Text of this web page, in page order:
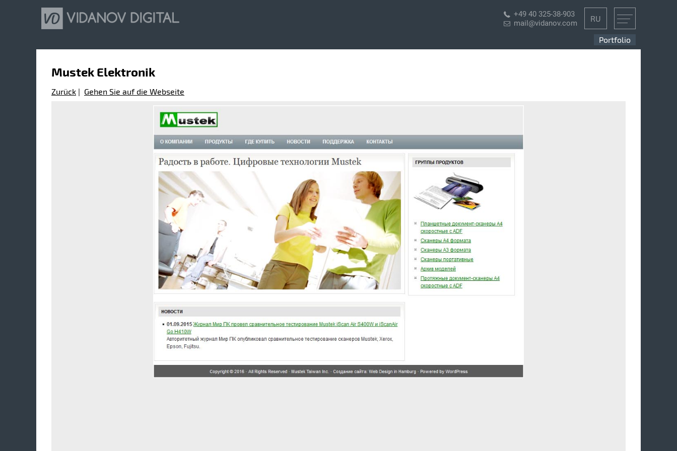
+49 40 325-38-903
mail@vidanov.com
RU
Portfolio
Mustek Elektronik
Zurück | Gehen Sie auf die Webseite